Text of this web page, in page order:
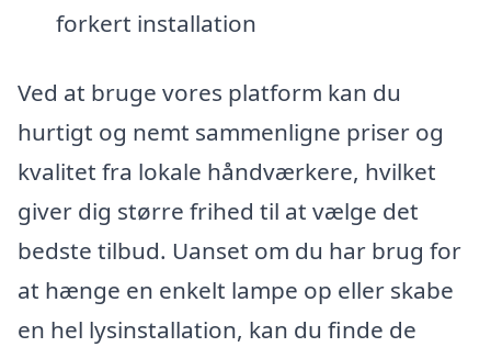
forkert installation
Ved at bruge vores platform kan du
hurtigt og nemt sammenligne priser og
kvalitet fra lokale håndværkere, hvilket
giver dig større frihed til at vælge det
bedste tilbud. Uanset om du har brug for
at hænge en enkelt lampe op eller skabe
en hel lysinstallation, kan du finde de